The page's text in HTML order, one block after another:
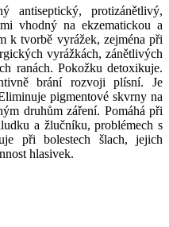
antiseptický, protizánětlivý,
vhodný na ekzematickou a
k tvorbě vyrážek, zejména při
vyrážkách, zánětlivých
ranách. Pokožku detoxikuje.
brání rozvoji plísní. Je
pigmentové skvrny na
druhům záření. Pomáhá při
a žlučníku, problémech s
při bolestech šlach, jejich
hlasivek.